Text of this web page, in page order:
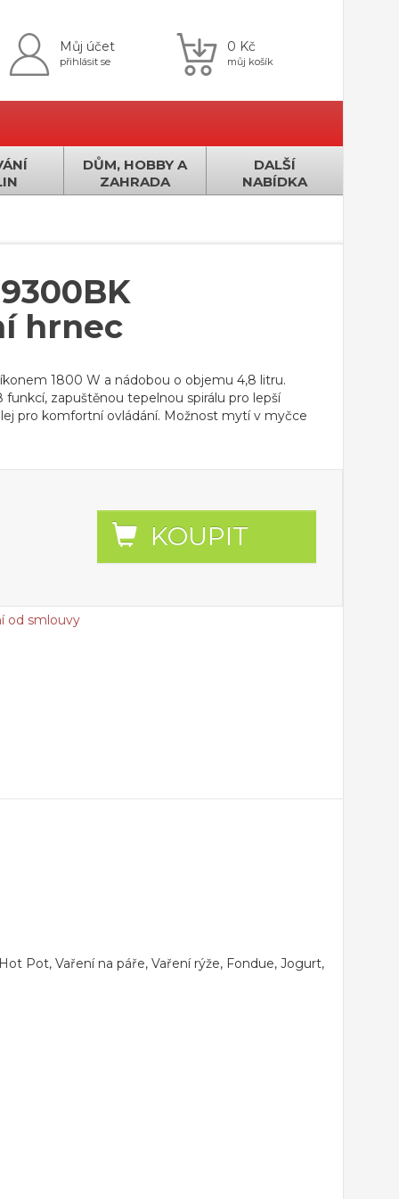
Můj účet
přihlásit se
0 Kč
můj košík
DŮM, HOBBY A
ZAHRADA
DALŠÍ
NABÍDKA
hrnec
1800 W a nádobou o objemu 4,8 litru.
funkcí, zapuštěnou tepelnou spirálu pro lepší
pro komfortní ovládání. Možnost mytí v myčce
KOUPIT
od smlouvy
Pot, Vaření na páře, Vaření rýže, Fondue, Jogurt,